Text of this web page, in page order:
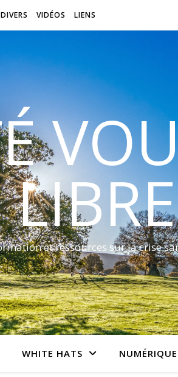
DIVERS VIDÉOS LIENS
et ressources sur la crise
WHITE HATS NUMÉRIQUE